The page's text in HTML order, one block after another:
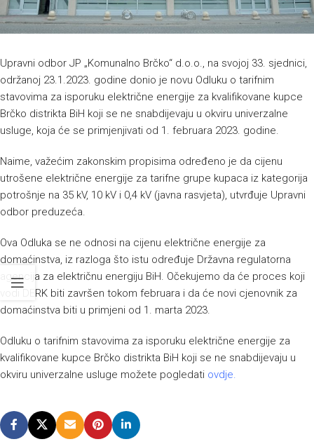
Upravni odbor JP „Komunalno Brčko“ d.o.o., na svojoj 33. sjednici,
održanoj 23.1.2023. godine donio je novu Odluku o tarifnim
stavovima za isporuku električne energije za kvalifikovane kupce
Brčko distrikta BiH koji se ne snabdijevaju u okviru univerzalne
usluge, koja će se primjenjivati od 1. februara 2023. godine.
Naime, važećim zakonskim propisima određeno je da cijenu
utrošene električne energije za tarifne grupe kupaca iz kategorija
potrošnje na 35 kV, 10 kV i 0,4 kV (javna rasvjeta), utvrđuje Upravni
odbor preduzeća.
Ova Odluka se ne odnosi na cijenu električne energije za
domaćinstva, iz razloga što istu određuje Državna regulatorna
agencija za električnu energiju BiH. Očekujemo da će proces koji
vodi DERK biti završen tokom februara i da će novi cjenovnik za
domaćinstva biti u primjeni od 1. marta 2023.
Odluku o tarifnim stavovima za isporuku električne energije za
kvalifikovane kupce Brčko distrikta BiH koji se ne snabdijevaju u
okviru univerzalne usluge možete pogledati ovdje.